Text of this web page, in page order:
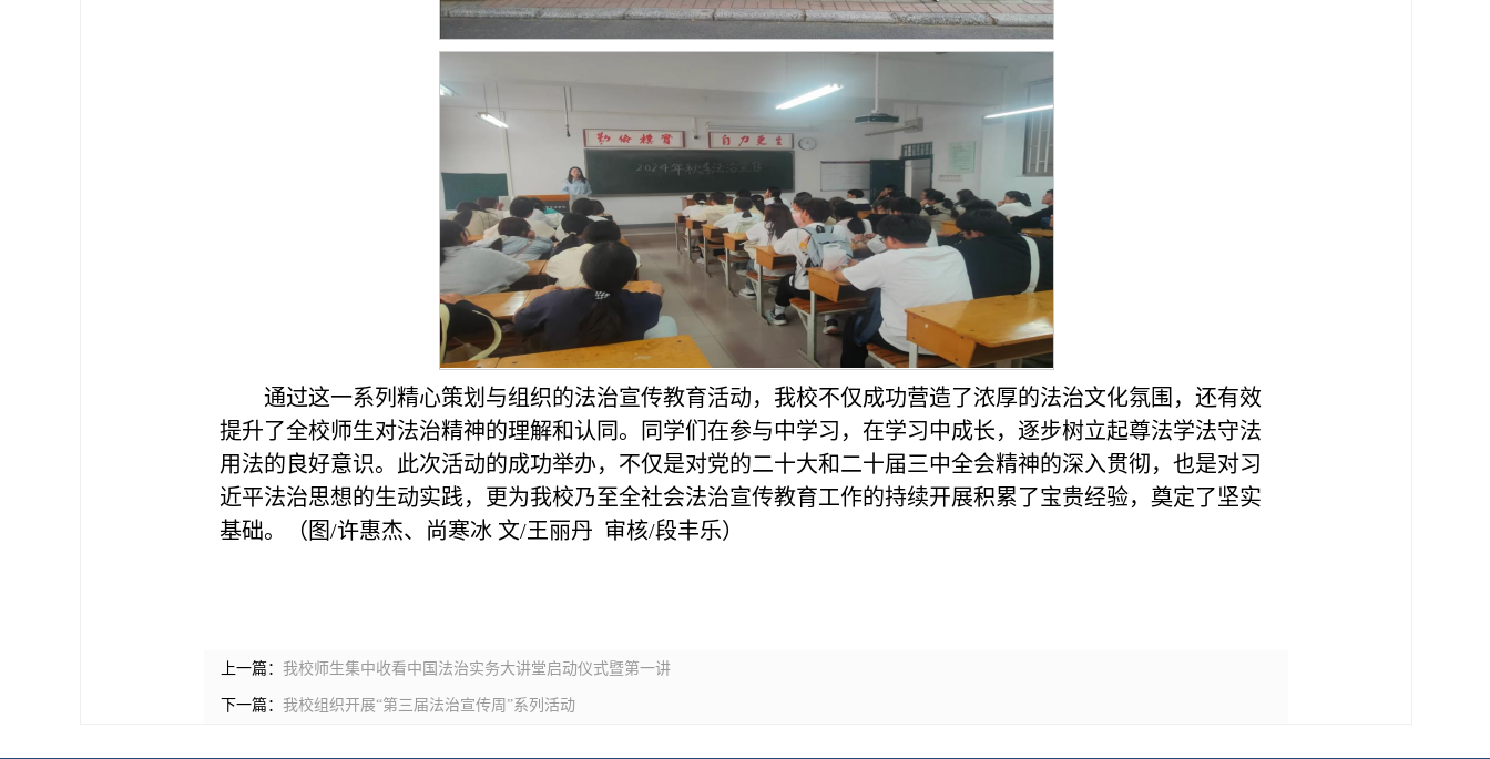
通过这一系列精心策划与组织的法治宣传教育活动，我校不仅成功营造了浓厚的法治文化氛围，还有效
提升了全校师生对法治精神的理解和认同。同学们在参与中学习，在学习中成长，逐步树立起尊法学法守法
用法的良好意识。此次活动的成功举办，不仅是对党的二十大和二十届三中全会精神的深入贯彻，也是对习
近平法治思想的生动实践，更为我校乃至全社会法治宣传教育工作的持续开展积累了宝贵经验，奠定了坚实
基础。（图/许惠杰、尚寒冰 文/王丽丹 审核/段丰乐）
上一篇： 我校师生集中收看中国法治实务大讲堂启动仪式暨第一讲
下一篇： 我校组织开展“第三届法治宣传周”系列活动